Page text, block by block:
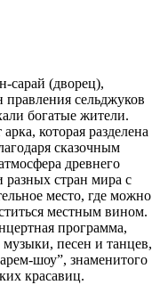
сарай (дворец),
сельджуков
богатые жители.
которая разделена
сказочным
древнего
разных стран мира с
место, где можно
местным вином.
программа,
песен и танцев,
шоу”, знаменитого
красавиц.